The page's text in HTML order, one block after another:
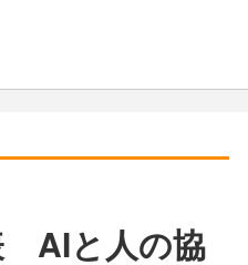
AIと人の協